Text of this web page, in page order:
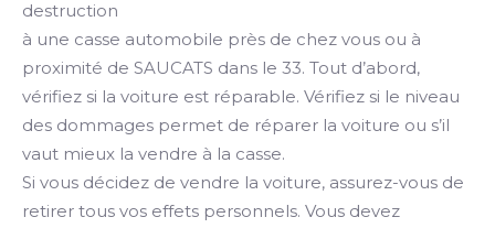
destruction
à une casse automobile près de chez vous ou à
proximité de SAUCATS dans le 33. Tout d’abord,
vérifiez si la voiture est réparable. Vérifiez si le niveau
des dommages permet de réparer la voiture ou s’il
vaut mieux la vendre à la casse.
Si vous décidez de vendre la voiture, assurez-vous de
retirer tous vos effets personnels. Vous devez